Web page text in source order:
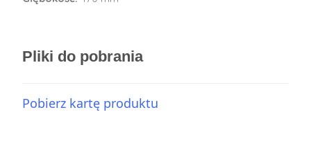
Pliki do pobrania
Pobierz kartę produktu